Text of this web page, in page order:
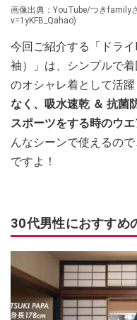
画像出典：YouTube/つきfamily
v=1yKFB_Qahao)
今回ご紹介する「ドラ
袖）」は、シンプルで
のオシャレ着として活
なく、吸水速乾 ＆ 抗菌
スポーツをする時のウエ
んなシーンで使えるの
ですよ！
30代男性におすすめ